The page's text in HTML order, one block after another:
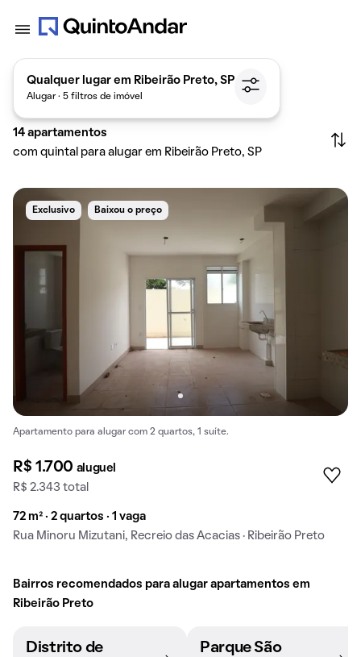
Qualquer lugar em Ribeirão Preto, SP
Alugar · 5 filtros de imóvel
14 apartamentos
com quintal para alugar em Ribeirão Preto, SP
Exclusivo Baixou o preço
Apartamento para alugar com 2 quartos, 1 suíte.
R$ 1.700 aluguel
R$ 2.343 total
72 m² · 2 quartos · 1 vaga
Rua Minoru Mizutani, Recreio das Acacias · Ribeirão Preto
Bairros recomendados para alugar apartamentos em
Ribeirão Preto
Distrito de
Parque São